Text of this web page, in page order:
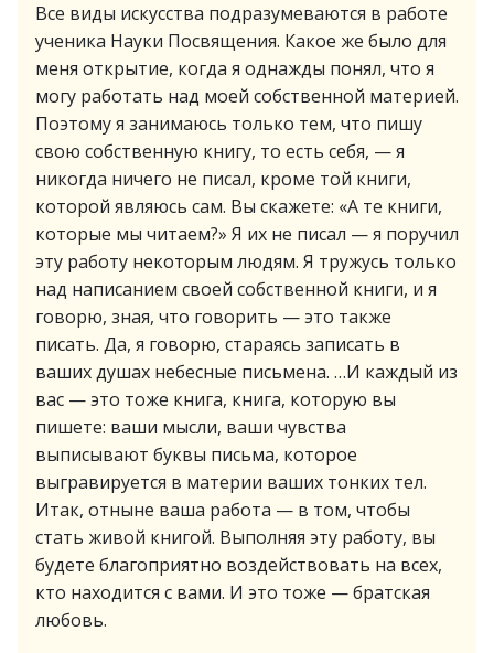
Все виды искусства подразумеваются в работе
ученика Науки Посвящения. Какое же было для
меня открытие, когда я однажды понял, что я
могу работать над моей собственной материей.
Поэтому я занимаюсь только тем, что пишу
свою собственную книгу, то есть себя, — я
никогда ничего не писал, кроме той книги,
которой являюсь сам. Вы скажете: «А те книги,
которые мы читаем?» Я их не писал — я поручил
эту работу некоторым людям. Я тружусь только
над написанием своей собственной книги, и я
говорю, зная, что говорить — это также
писать. Да, я говорю, стараясь записать в
ваших душах небесные письмена. …И каждый из
вас — это тоже книга, книга, которую вы
пишете: ваши мысли, ваши чувства
выписывают буквы письма, которое
выгравируется в материи ваших тонких тел.
Итак, отныне ваша работа — в том, чтобы
стать живой книгой. Выполняя эту работу, вы
будете благоприятно воздействовать на всех,
кто находится с вами. И это тоже — братская
любовь.